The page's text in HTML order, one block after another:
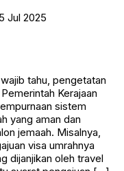
Jul 2025
tahu, pengetatan
Kerajaan
sistem
yang aman dan
jemaah. Misalnya,
visa umrahnya
dijanjikan oleh travel